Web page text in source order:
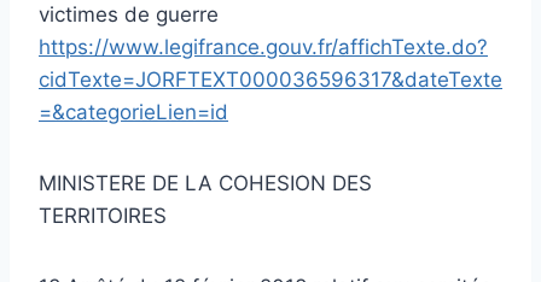
victimes de guerre
https://www.legifrance.gouv.fr/affichTexte.do?
cidTexte=JORFTEXT000036596317&dateTexte
=&categorieLien=id
MINISTERE DE LA COHESION DES
TERRITOIRES